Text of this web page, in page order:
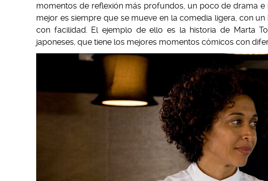
momentos de reflexión más profundos, un poco de drama
mejor es siempre que se mueve en la comedia ligera, con
con facilidad. El ejemplo de ello es la historia de Marta
japoneses, que tiene los mejores momentos cómicos con